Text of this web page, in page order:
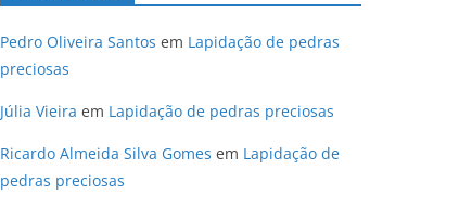
Pedro Oliveira Santos em Lapidação de pedras
preciosas
Júlia Vieira em Lapidação de pedras preciosas
Ricardo Almeida Silva Gomes em Lapidação de
pedras preciosas